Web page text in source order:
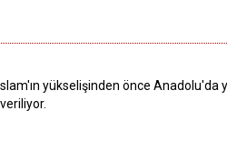
yükselişinden önce